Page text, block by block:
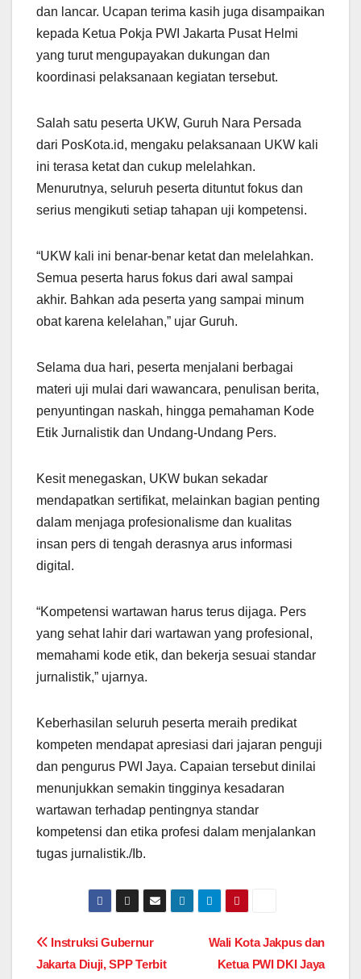
dan lancar. Ucapan terima kasih juga disampaikan
kepada Ketua Pokja PWI Jakarta Pusat Helmi
yang turut mengupayakan dukungan dan
koordinasi pelaksanaan kegiatan tersebut.
Salah satu peserta UKW, Guruh Nara Persada
dari PosKota.id, mengaku pelaksanaan UKW kali
ini terasa ketat dan cukup melelahkan.
Menurutnya, seluruh peserta dituntut fokus dan
serius mengikuti setiap tahapan uji kompetensi.
“UKW kali ini benar-benar ketat dan melelahkan.
Semua peserta harus fokus dari awal sampai
akhir. Bahkan ada peserta yang sampai minum
obat karena kelelahan,” ujar Guruh.
Selama dua hari, peserta menjalani berbagai
materi uji mulai dari wawancara, penulisan berita,
penyuntingan naskah, hingga pemahaman Kode
Etik Jurnalistik dan Undang-Undang Pers.
Kesit menegaskan, UKW bukan sekadar
mendapatkan sertifikat, melainkan bagian penting
dalam menjaga profesionalisme dan kualitas
insan pers di tengah derasnya arus informasi
digital.
“Kompetensi wartawan harus terus dijaga. Pers
yang sehat lahir dari wartawan yang profesional,
memahami kode etik, dan bekerja sesuai standar
jurnalistik,” ujarnya.
Keberhasilan seluruh peserta meraih predikat
kompeten mendapat apresiasi dari jajaran penguji
dan pengurus PWI Jaya. Capaian tersebut dinilai
menunjukkan semakin tingginya kesadaran
wartawan terhadap pentingnya standar
kompetensi dan etika profesi dalam menjalankan
tugas jurnalistik./Ib.
Post
Wali Kota Jakpus dan
Ketua PWI DKI Jaya
Instruksi Gubernur
Jakarta Diuji, SPP Terbit